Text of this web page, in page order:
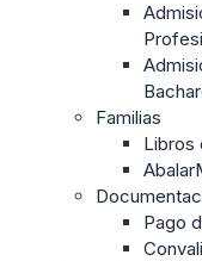
Familias
Libros
Pago